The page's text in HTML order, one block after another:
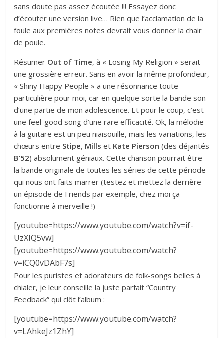
sans doute pas assez écoutée !!! Essayez donc
d’écouter une version live… Rien que l’acclamation de la
foule aux premières notes devrait vous donner la chair
de poule.
Résumer Out of Time, à « Losing My Religion » serait
une grossière erreur. Sans en avoir la même profondeur,
« Shiny Happy People » a une résonnance toute
particulière pour moi, car en quelque sorte la bande son
d’une partie de mon adolescence. Et pour le coup, c’est
une feel-good song d’une rare efficacité. Ok, la mélodie
à la guitare est un peu niaisouille, mais les variations, les
chœurs entre Stipe, Mills et Kate Pierson (des déjantés
B’52) absolument géniaux. Cette chanson pourrait être
la bande originale de toutes les séries de cette période
qui nous ont faits marrer (testez et mettez la derrière
un épisode de Friends par exemple, chez moi ça
fonctionne à merveille !)
[youtube=https://www.youtube.com/watch?v=if-
UzXIQ5vw]
[youtube=https://www.youtube.com/watch?
v=iCQ0vDAbF7s]
Pour les puristes et adorateurs de folk-songs belles à
chialer, je leur conseille la juste parfait “Country
Feedback” qui clôt l’album :
[youtube=https://www.youtube.com/watch?
v=LAhkeJz1ZhY]